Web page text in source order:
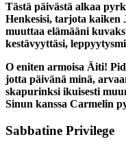
Tästä päivästä alkaa
Henkesisi, tarjota kaiken
muuttaa elämääni
kestävyyttäsi,
O eniten armoisa Äiti!
jotta päivänä minä,
skapurinksi ikuisesti
Sinun kanssa Carmelin
Sabbatine Privilege